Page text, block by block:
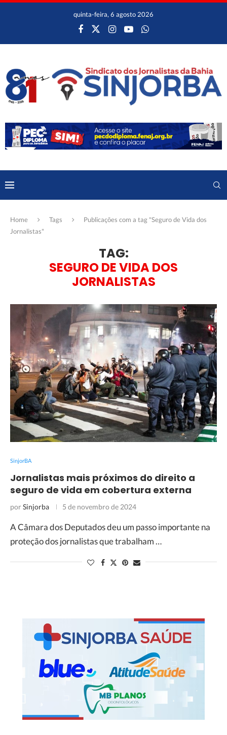
quinta-feira, 6 agosto 2026
Home Tags
Publicações com a tag "Seguro de Vida dos
Jornalistas"
TAG:
SEGURO DE VIDA DOS
JORNALISTAS
SinjorBA
Jornalistas mais próximos do direito a
seguro de vida em cobertura externa
porSinjorba 5 de novembro de 2024
A Câmara dos Deputados deu um passo importante na
proteção dos jornalistas que trabalham …